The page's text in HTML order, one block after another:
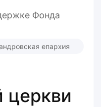
Фонда
епархия
церкви